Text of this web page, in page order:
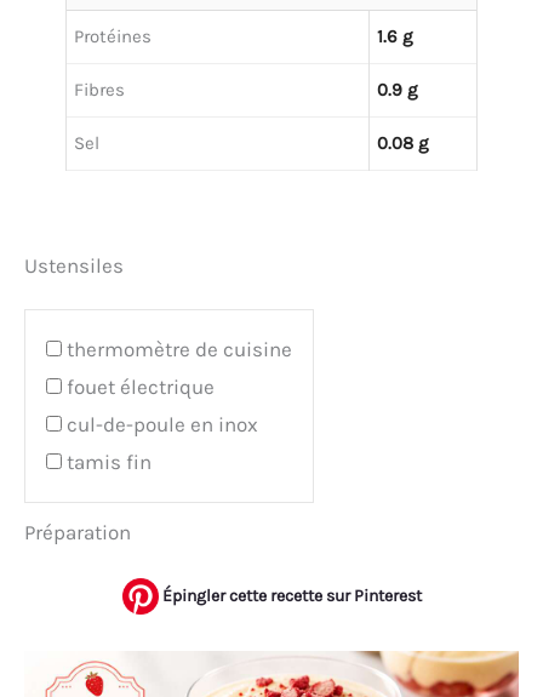
Protéines 1.6 g
Fibres 0.9 g
Sel 0.08 g
Ustensiles
thermomètre de cuisine
fouet électrique
cul-de-poule en inox
tamis fin
Préparation
Épingler cette recette sur Pinterest